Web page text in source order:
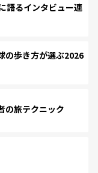
語るインタビュー連
の歩き方が選ぶ2026
の旅テクニック